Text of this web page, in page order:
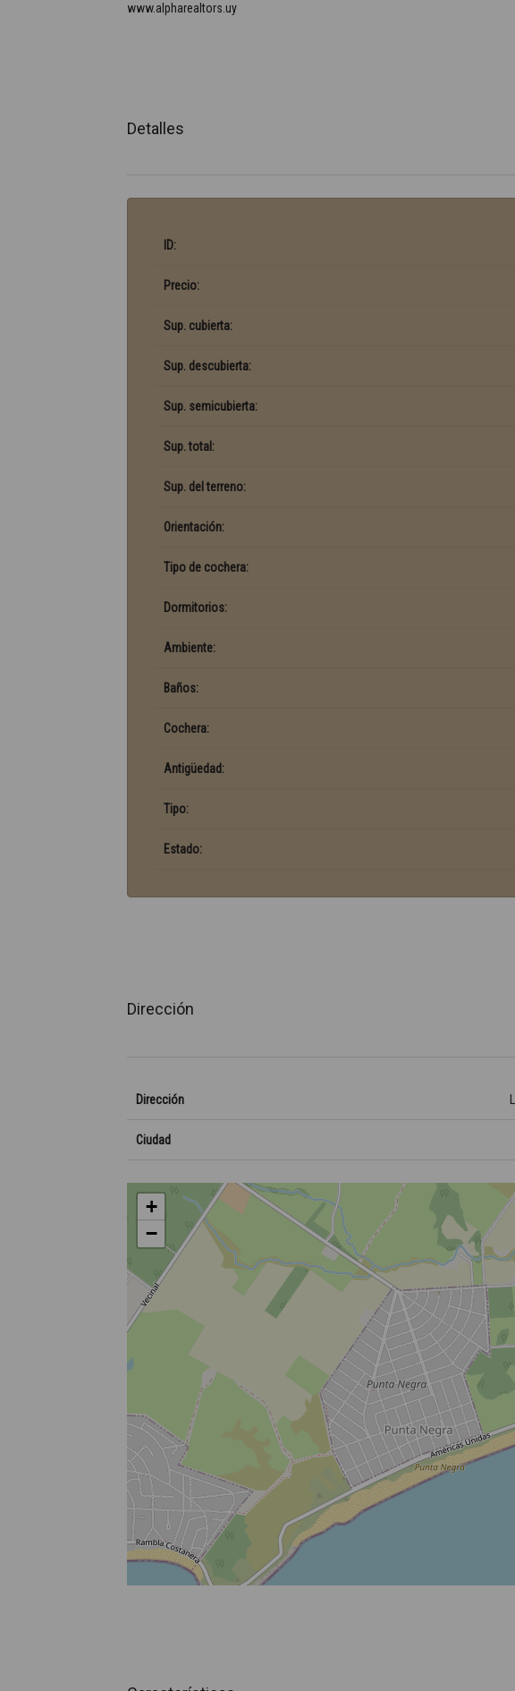
www.alpharealtors.uy
Detalles
ID:
Precio:
Sup. cubierta:
Sup. descubierta:
Sup. semicubierta:
Sup. total:
Sup. del terreno:
Orientación:
Tipo de cochera:
Dormitorios:
Ambiente:
Baños:
Cochera:
Antigüedad:
Tipo:
Estado:
Dirección
Dirección
Ciudad
+
−